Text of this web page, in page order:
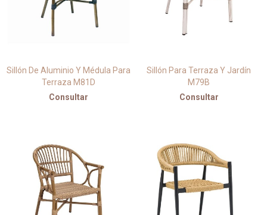
Sillón De Aluminio Y Médula Para
Terraza M81D
Consultar
Sillón Para Terraza Y Jardín
M79B
Consultar